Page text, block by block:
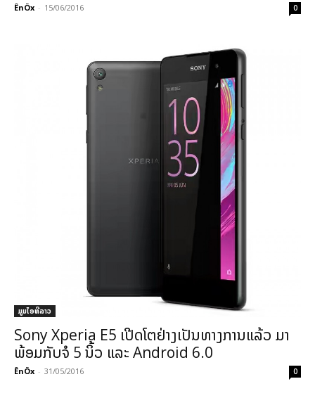
ÊnÖx - 15/06/2016 0
ມູມໄອທີລາວ
Sony Xperia E5 ເປີດໂຕຢ່າງເປັນທາງການແລ້ວ ມາ
ພ້ອມກັບຈໍ 5 ນິ້ວ ແລະ Android 6.0
ÊnÖx - 31/05/2016 0